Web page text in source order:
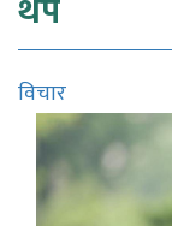
थप
विचार